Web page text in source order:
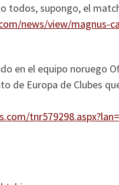
todos, supongo, el
news/view/magnus-
en el equipo noruego
de Europa de Clubes